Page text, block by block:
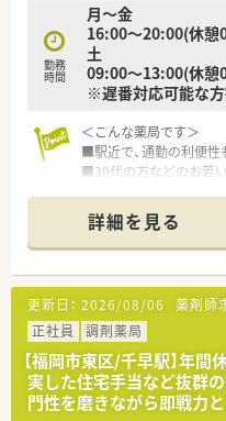
勤務
時間
月～金
16:00～20:00(休憩
土
09:00～13:00(休憩
※遅番対応可能な方
＜こんな薬局です＞
■駅近で、通勤の利便性
■30代の方などのお若い
■比較的スピードが求
。
＜こんな会社です＞
■福岡県ほか全国に約
ェーン薬局で地域に密
している会社です。
■新規開局のほか、M&A
しています。
■調剤薬局、医薬品販売
行っています。
詳細を見る
更新日： 2026/08/06 薬剤師
正社員
調剤薬局
【福岡市東区/千早駅】年
実した住宅手当など抜群
門性を磨きながら即戦力